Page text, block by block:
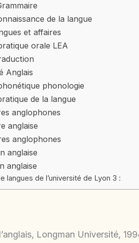
de la langue
et affaires
orale LEA
Anglais
phonologie
de la langue
anglophones
anglaise
anglophones
anglaise
anglaise
langues de l’université de Lyon 3 :
Longman Université,